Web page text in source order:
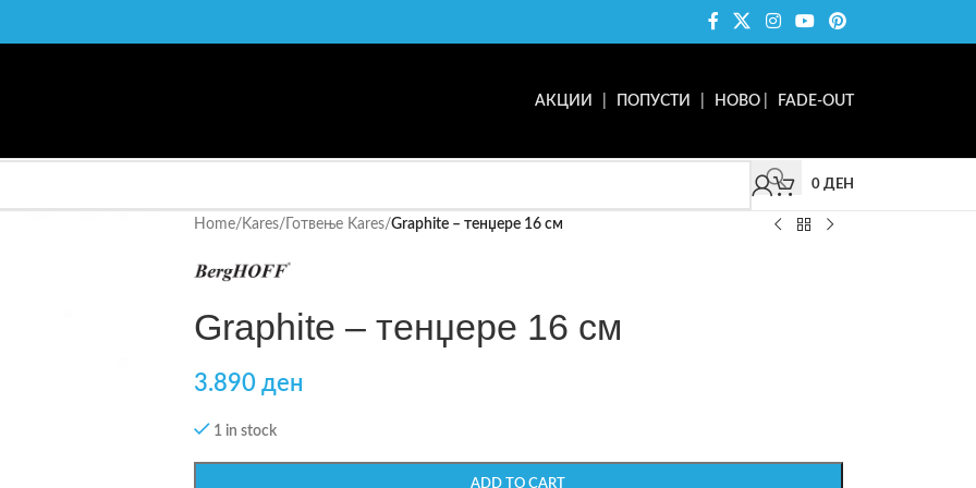
АКЦИИ ПОПУСТИ НОВО FADE-OUT
0 ДЕН
Home/ Kares/ Готвење Kares/Graphite – тенџере 16 см
Graphite – тенџере 16 см
3.890 ден
1 in stock
ADD TO CART